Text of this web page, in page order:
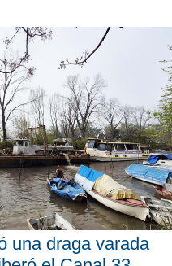
una draga varada